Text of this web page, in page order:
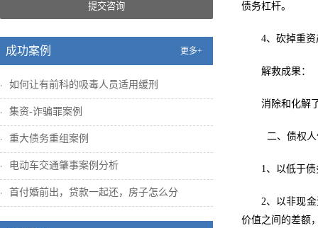
提交咨询
成功案例 更多+
如何让有前科的吸毒人员适用缓刑
集资-诈骗罪案例
重大债务重组案例
电动车交通肇事案例分析
首付婚前出，贷款一起还，房子怎么分
债务杠杆。
4、砍掉重
解救成果：
消除和化解
二、债权
1、以低于
2、以非现
价值之间的差额